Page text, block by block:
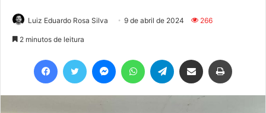
Luiz Eduardo Rosa Silva 9 de abril de 2024 266
2 minutos de leitura